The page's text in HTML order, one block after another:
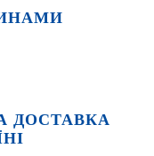
ДОСТАВКА